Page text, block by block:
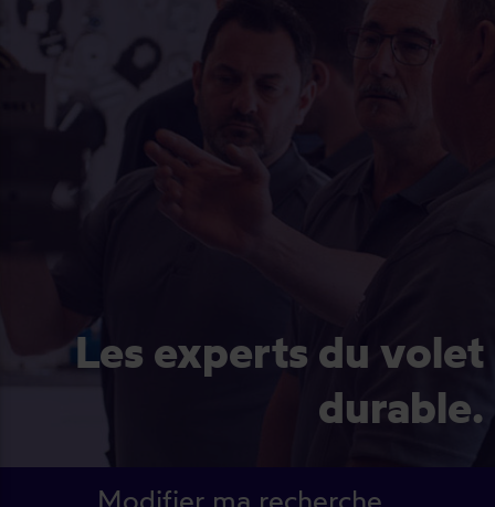
Les experts du volet
durable.
Modifier ma recherche